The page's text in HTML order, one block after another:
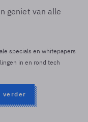
geniet van alle
specials en whitepapers
in en rond tech
verder